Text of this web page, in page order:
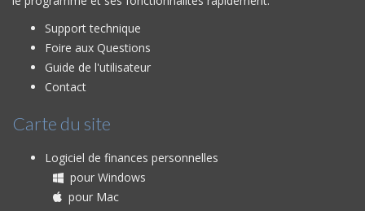
Support technique
Foire aux Questions
Guide de l'utilisateur
Contact
Carte du site
Logiciel de finances personnelles
pour Windows
pour Mac